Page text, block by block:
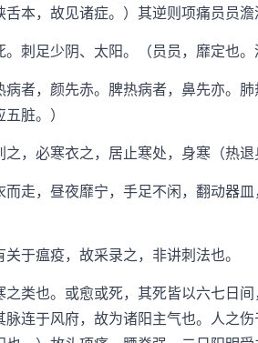
本，故见诸症。）其逆则项痛员员澹
足少阴、太阳。（员员，靡定也。
，颜先赤。脾热病者，鼻先亦。
脏。）
必寒衣之，居止寒处，身寒（热退
，昼夜靡宁，手足不闲，翻动器
瘟疫，故采录之，非讲刺法也。
也。或愈或死，其死皆以六七日
连于风府，故为诸阳主气也。人之